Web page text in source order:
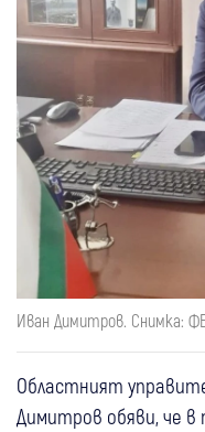
Иван Димитров. Снимка:
Областният
Димитров обяви, че в